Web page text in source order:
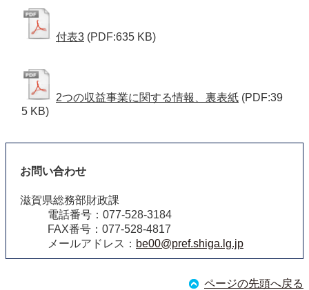
付表3 (PDF:635 KB)
2つの収益事業に関する情報、裏表紙 (PDF:39
5 KB)
お問い合わせ
滋賀県総務部財政課
電話番号：077-528-3184
FAX番号：077-528-4817
メールアドレス： be00@pref.shiga.lg.jp
ページの先頭へ戻る